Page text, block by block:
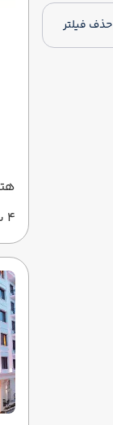
حذف فیلتر
4 ستاره